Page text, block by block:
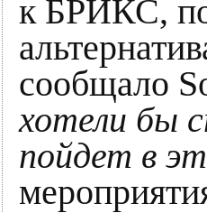
к БРИКС,
сообщало
хотели бы
пойдет в